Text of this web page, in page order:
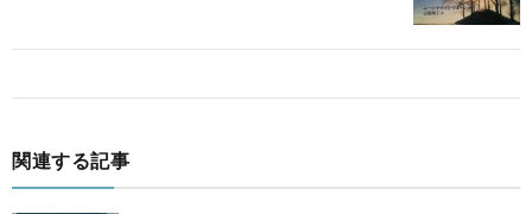
関連する記事